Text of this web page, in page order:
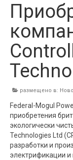
Рынки
Сертификаты
Новости
Контакты
размещено в:
Federal-Mogul
приобретения
экологически
Technologies Ltd
разработки и
электрификации и